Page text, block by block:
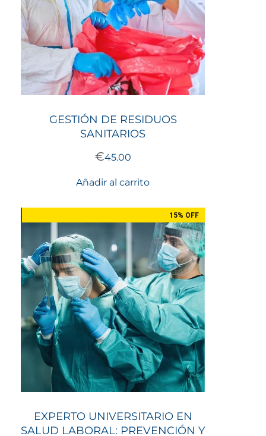
GESTIÓN DE RESIDUOS
SANITARIOS
€45.00
Añadir al carrito
15% OFF
EXPERTO UNIVERSITARIO EN
SALUD LABORAL: PREVENCIÓN Y